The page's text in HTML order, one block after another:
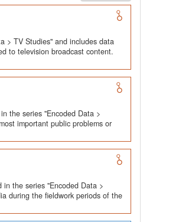
> TV Studies" and includes data
to television broadcast content.
the series "Encoded Data >
important public problems or
the series "Encoded Data >
during the fieldwork periods of the